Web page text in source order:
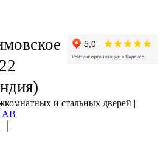
и стальных дверей |